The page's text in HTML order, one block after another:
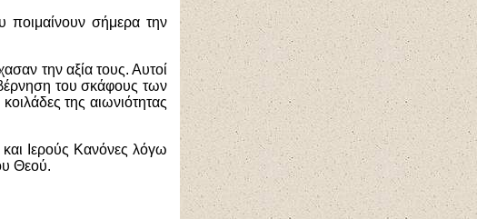
ποιμαίνουν σήμερα την
την αξία τους. Αυτοί
του σκάφους των
της αιωνιότητας
και Ιερούς Κανόνες λόγω
Θεού.